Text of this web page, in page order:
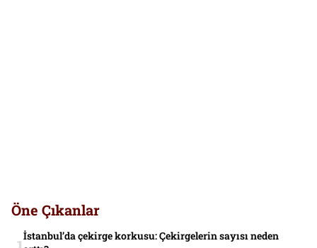
Öne Çıkanlar
İstanbul’da çekirge korkusu: Çekirgelerin sayısı neden